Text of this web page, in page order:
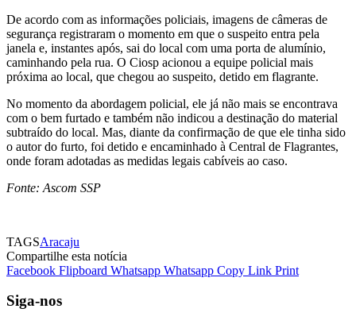
De acordo com as informações policiais, imagens de câmeras de
segurança registraram o momento em que o suspeito entra pela
janela e, instantes após, sai do local com uma porta de alumínio,
caminhando pela rua. O Ciosp acionou a equipe policial mais
próxima ao local, que chegou ao suspeito, detido em flagrante.
No momento da abordagem policial, ele já não mais se encontrava
com o bem furtado e também não indicou a destinação do material
subtraído do local. Mas, diante da confirmação de que ele tinha sido
o autor do furto, foi detido e encaminhado à Central de Flagrantes,
onde foram adotadas as medidas legais cabíveis ao caso.
Fonte: Ascom SSP
TAGSAracaju
Compartilhe esta notícia
Facebook Flipboard Whatsapp Whatsapp Copy Link Print
Siga-nos